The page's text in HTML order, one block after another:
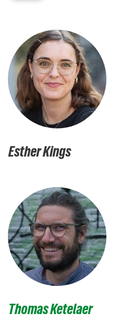
Esther Kings
Thomas Ketelaer